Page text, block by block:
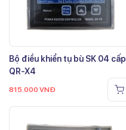
Bộ điều khiển tụ bù SK 04 cấp
QR-X4
815.000 VNĐ